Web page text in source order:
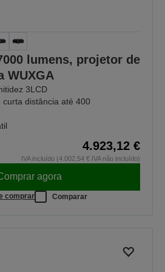
lumens, projetor de
WUXGA
3LCD
distância até 400
4.923,12 €
IVA incluído (4.002,54 € IVA não incluído)
agora
comprar Comparar